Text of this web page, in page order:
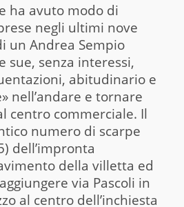
ha avuto modo di
negli ultimi nove
un Andrea Sempio
sue, senza interessi,
abitudinario e
nell’andare e tornare
centro commerciale. Il
numero di scarpe
dell’impronta
della villetta ed
via Pascoli in
al centro dell’inchiesta